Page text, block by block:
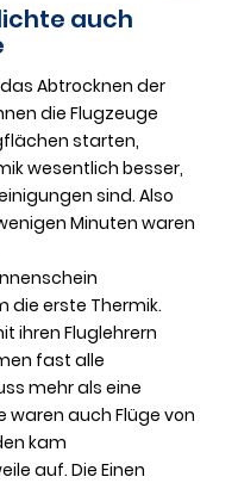
auch
Abtrocknen der
die Flugzeuge
starten,
wesentlich besser,
sind. Also
Minuten waren
die erste Thermik.
ihren Fluglehrern
fast alle
mehr als eine
waren auch Flüge von
kam
auf. Die Einen